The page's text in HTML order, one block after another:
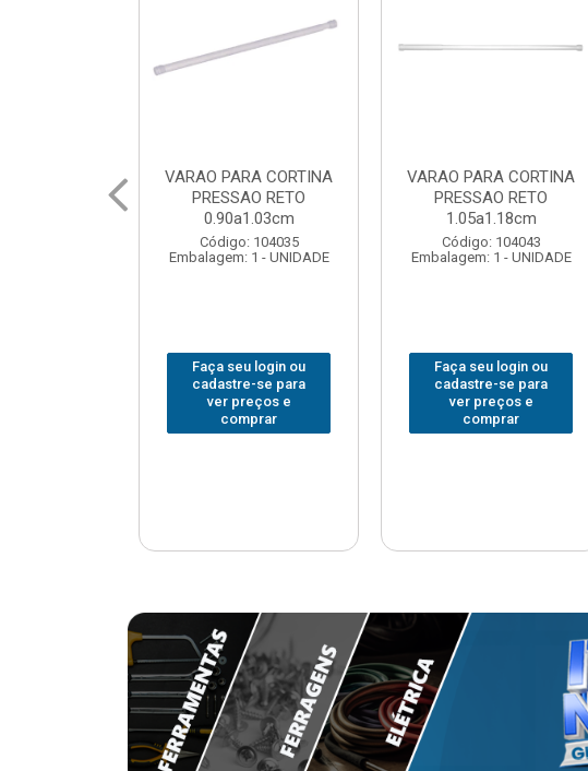
VARAO PARA CORTINA
PRESSAO RETO
1.05a1.18cm
Código: 104043
Embalagem: 1 - UNIDADE
Faça seu login ou
cadastre-se para
ver preços e
comprar
VARAO PARA CORTINA
PRESSAO RETO
1.20a1.33cm
Código: 104051
Embalagem: 1 - UNIDADE
Faça seu login ou
cadastre-se para
ver preços e
comprar